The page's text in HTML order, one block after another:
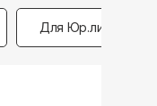
Для Юр.лиц